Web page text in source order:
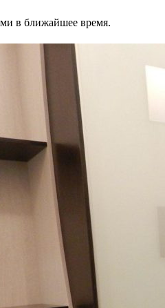
в ближайшее время.